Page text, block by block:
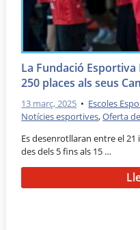
La Fundació
250 places als seus
13 març, 2025 • Escoles
Notícies esportives,Oferta
Es desenrotllaran entre el 21
des dels 5 fins als 15 …